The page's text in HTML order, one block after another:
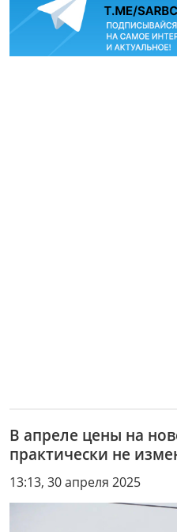
В апреле цены на
практически не
13:13, 30 апреля 2025